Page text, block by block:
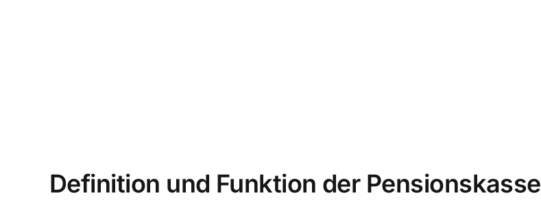
Definition und Funktion der Pensionskasse